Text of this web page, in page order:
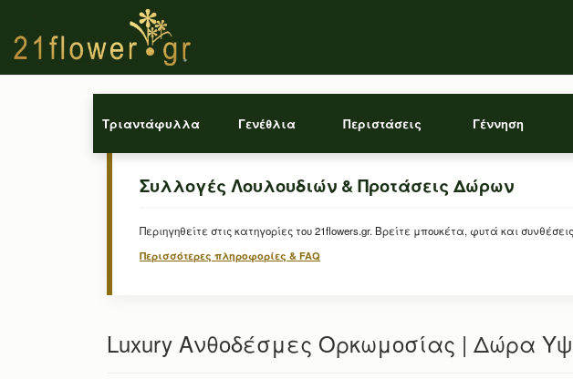
Τριαντάφυλλα Γενέθλια Περιστάσεις Γέννηση
Συλλογές Λουλουδιών & Προτάσεις Δώρων
Περιηγηθείτε στις κατηγορίες του 21flowers.gr. Βρείτε μπουκέτα, φυτά και
Περισσότερες πληροφορίες & FAQ
Luxury Ανθοδέσμες Ορκωμοσίας | Δώρα